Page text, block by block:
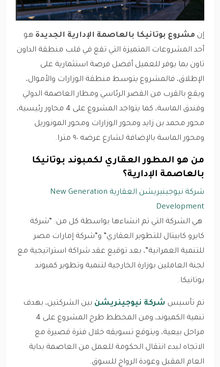
إن مشروع بوتانيكا بالعاصمة الإدارية الجديدة هو
أحد المشروعات المتميزة التي تقع في قلب منطقة الداون
تاون بما يوفر للعميل أفضل فرصة استثمارية على
الإطلاق، فالمشروع يتوسط منطقة الوزارات والأموال،
ويقع بالقرب من القصر الرئاسي ومطار العاصمة الدولي
وفندق الماسة، كما يتواجد المشروع على 4 محاور رئيسية،
محور محمد بن زايد ومحور الوزارات ومحور المونوريل
ومحور الماسة بالإضافة لشارع عرضه ٩٠ مترا.
من هو المطور العقاري لكمبوند بوتانيكا
بالعاصمة الإدارية؟
شركة نيوجينيريشن العقارية New Generation
Development
هي الشركة التي تم انشاءها بواسطة كل من: “شركة
كايرو كابيتال للتطوير العقاري” و”شركة إمارات مصر
للتنمية العمرانية”، بعد توقيع عقد شراكة استراتيجية مع
لجنة العاملين بوزارة الخارجية لتنمية وتطوير كمبوند
بوتانيكا.
تم تأسيس شركة نيوجينريشن بين الشركتين، بهدف
تنمية الكمبوند، ومن المخطط طرح المشروع على 4
مراحل بيعية، ويتوقع تسويقه خلال فترة قصيرة مع
الاتجاه لبدء انتقال الحكومة للعمل من العاصمة بداية
العام المقبل وعودة الرواج للسوق.